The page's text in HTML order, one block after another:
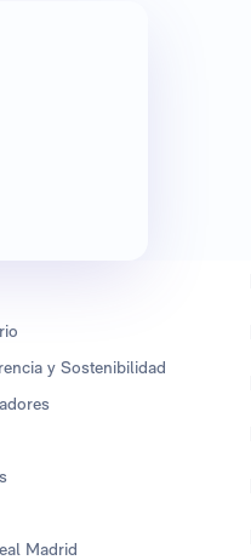
y Sostenibilidad
Madrid